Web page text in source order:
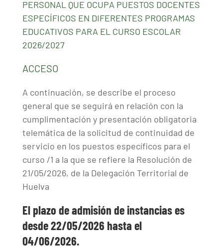
PERSONAL QUE OCUPA PUESTOS DOCENTES
ESPECÍFICOS EN DIFERENTES PROGRAMAS
EDUCATIVOS PARA EL CURSO ESCOLAR
2026/2027
ACCESO
A continuación, se describe el proceso
general que se seguirá en relación con la
cumplimentación y presentación obligatoria
telemática de la solicitud de continuidad de
servicio en los puestos específicos para el
curso /1 a la que se refiere la Resolución de
21/05/2026, de la Delegación Territorial de
Huelva
El plazo de admisión de instancias es
desde 22/05/2026 hasta el
04/06/2026.